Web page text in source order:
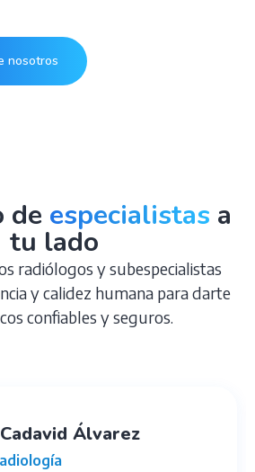
nosotros
de especialistas a
tu lado
radiólogos y subespecialistas
y calidez humana para darte
confiables y seguros.
Álvarez